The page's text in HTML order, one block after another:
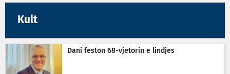
Kult
Dani feston 68-vjetorin e lindjes